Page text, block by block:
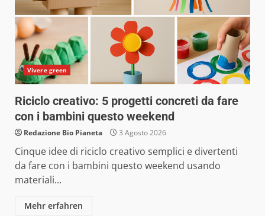
Vivere green
Riciclo creativo: 5 progetti concreti da fare
con i bambini questo weekend
Redazione Bio Pianeta 3 Agosto 2026
Cinque idee di riciclo creativo semplici e divertenti
da fare con i bambini questo weekend usando
materiali...
Mehr erfahren